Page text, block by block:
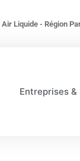
Liquide - Région
Entreprises